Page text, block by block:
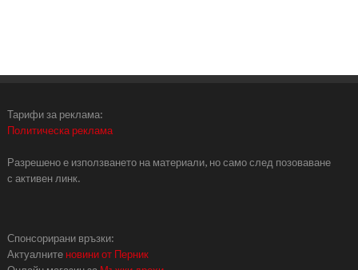
Тарифи за реклама:
Политическа реклама
Разрешено е използването на материали, но само след позоваване
с активен линк.
Спонсорирани връзки:
Актуалните новини от Перник